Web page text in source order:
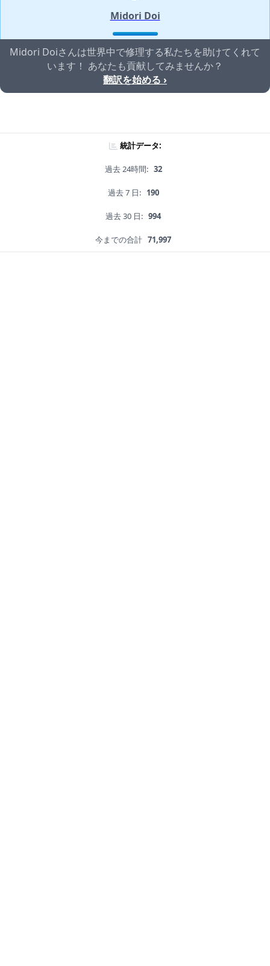
Midori Doi
Midori Doiさんは世界中で修理する私たちを助けてくれて
います！ あなたも貢献してみませんか？
翻訳を始める ›
統計データ:
過去 24時間: 32
過去 7 日: 190
過去 30 日: 994
今までの合計 71,997